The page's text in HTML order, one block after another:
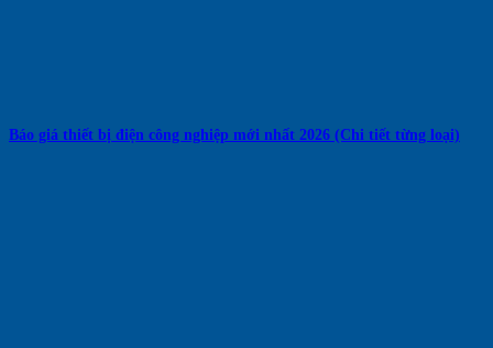
Báo giá thiết bị điện công nghiệp mới nhất 2026 (Chi tiết từng loại)